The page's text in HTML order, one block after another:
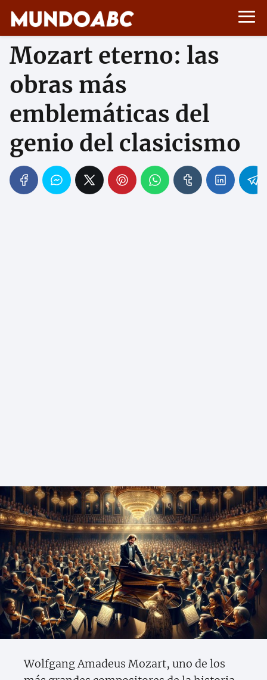
Mozart eterno: las
obras más
emblemáticas del
genio del clasicismo
Wolfgang Amadeus Mozart, uno de los